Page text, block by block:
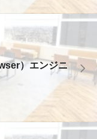
）エンジニ